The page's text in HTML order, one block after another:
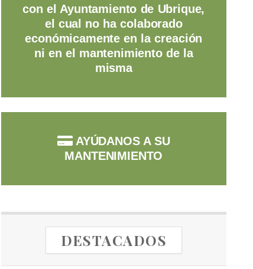
con el Ayuntamiento de Ubrique,
el cual no ha colaborado
económicamente en la creación
ni en el mantenimiento de la
misma
AYÚDANOS A SU
MANTENIMIENTO
DESTACADOS